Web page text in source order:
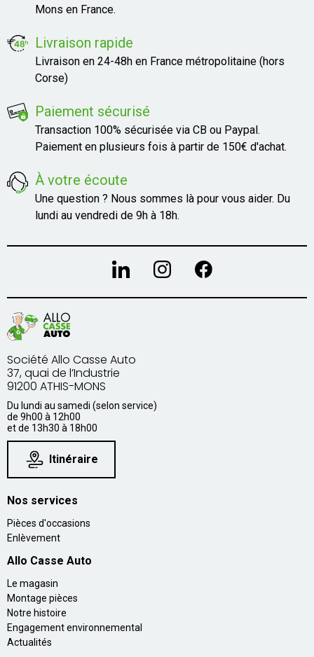
Mons en France.
Livraison rapide
Livraison en 24-48h en France métropolitaine (hors
Corse)
Paiement sécurisé
Transaction 100% sécurisée via CB ou Paypal.
Paiement en plusieurs fois à partir de 150€ d'achat.
À votre écoute
Une question ? Nous sommes là pour vous aider. Du
lundi au vendredi de 9h à 18h.
Société Allo Casse Auto
37, quai de l’Industrie
91200 ATHIS-MONS
Du lundi au samedi (selon service)
de 9h00 à 12h00
et de 13h30 à 18h00
Itinéraire
Nos services
Pièces d'occasions
Enlèvement
Allo Casse Auto
Le magasin
Montage pièces
Notre histoire
Engagement environnemental
Actualités